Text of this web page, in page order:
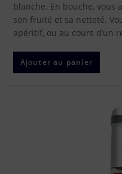
blanche. En bouche, vous
son fruité et sa netteté.
apéritif, ou au cours d’un
Ajouter au panier